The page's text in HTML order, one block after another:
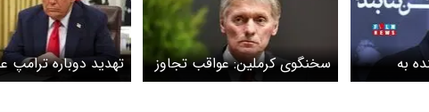
به
ترامپ
سخنگوی کرملین: عواقب تجاوز
به ایران بسیار جدی است
تهدید دوباره ترامپ
تنگه را باز کنید!